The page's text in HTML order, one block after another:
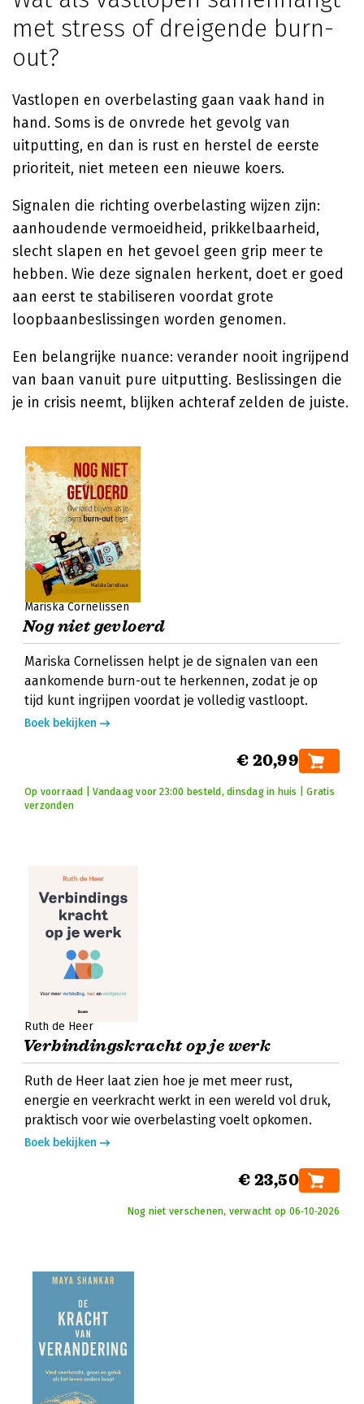
met stress of dreigende burn-
out?
Vastlopen en overbelasting gaan vaak hand in
hand. Soms is de onvrede het gevolg van
uitputting, en dan is rust en herstel de eerste
prioriteit, niet meteen een nieuwe koers.
Signalen die richting overbelasting wijzen zijn:
aanhoudende vermoeidheid, prikkelbaarheid,
slecht slapen en het gevoel geen grip meer te
hebben. Wie deze signalen herkent, doet er goed
aan eerst te stabiliseren voordat grote
loopbaanbeslissingen worden genomen.
Een belangrijke nuance: verander nooit ingrijpend
van baan vanuit pure uitputting. Beslissingen die
je in crisis neemt, blijken achteraf zelden de juiste.
Mariska Cornelissen
Nog niet gevloerd
Mariska Cornelissen helpt je de signalen van een
aankomende burn-out te herkennen, zodat je op
tijd kunt ingrijpen voordat je volledig vastloopt.
Boek bekijken
€ 20,99
Op voorraad | Vandaag voor 23:00 besteld, dinsdag in huis | Gratis
verzonden
Ruth de Heer
Verbindingskracht op je werk
Ruth de Heer laat zien hoe je met meer rust,
energie en veerkracht werkt in een wereld vol druk,
praktisch voor wie overbelasting voelt opkomen.
Boek bekijken
€ 23,50
Nog niet verschenen, verwacht op 06‑10‑2026